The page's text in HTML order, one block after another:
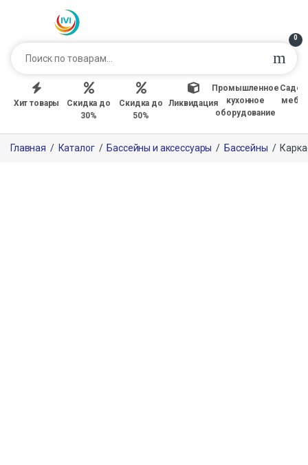
0
Хит товары
Скидка до
30%
Скидка до
50%
Ликвидация
Промышленное
кухонное
оборудование
Главная / Каталог / Бассейны и аксессуары / Бассейны /